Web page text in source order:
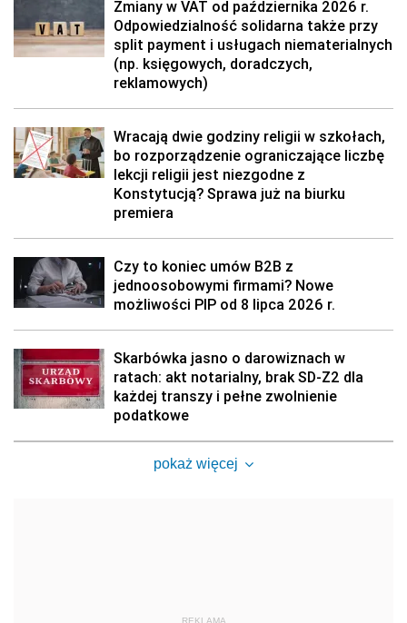
Zmiany w VAT od października 2026 r.
Odpowiedzialność solidarna także przy
split payment i usługach niematerialnych
(np. księgowych, doradczych,
reklamowych)
Wracają dwie godziny religii w szkołach,
bo rozporządzenie ograniczające liczbę
lekcji religii jest niezgodne z
Konstytucją? Sprawa już na biurku
premiera
Czy to koniec umów B2B z
jednoosobowymi firmami? Nowe
możliwości PIP od 8 lipca 2026 r.
Skarbówka jasno o darowiznach w
ratach: akt notarialny, brak SD-Z2 dla
każdej transzy i pełne zwolnienie
podatkowe
pokaż więcej
REKLAMA